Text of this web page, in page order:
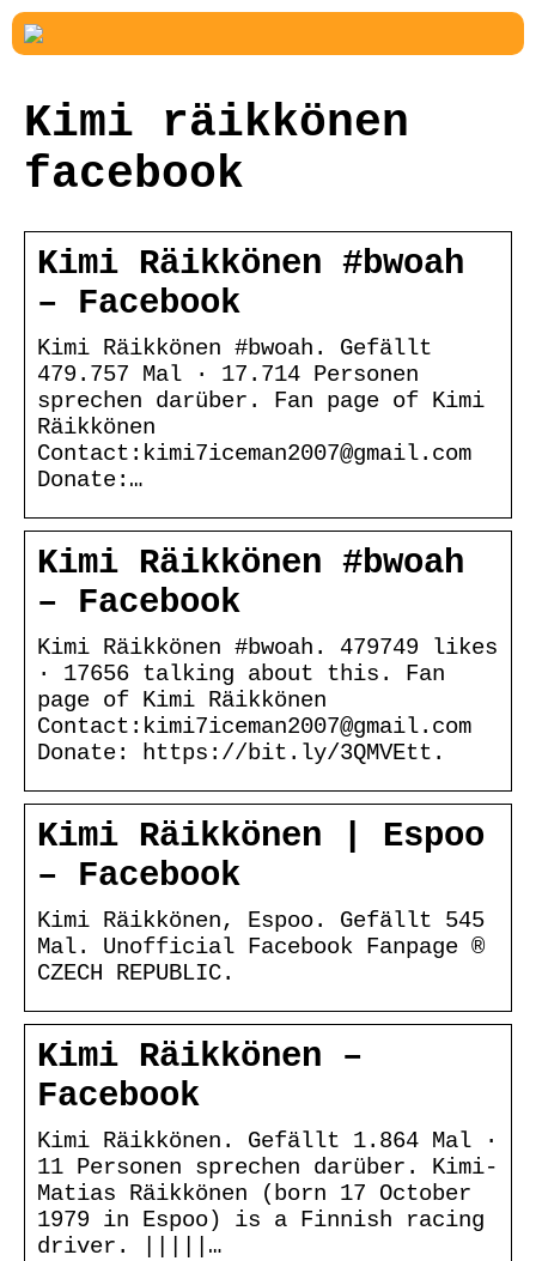
Kimi räikkönen
facebook
Kimi Räikkönen #bwoah
– Facebook
Kimi Räikkönen #bwoah. Gefällt
479.757 Mal · 17.714 Personen
sprechen darüber. Fan page of Kimi
Räikkönen
Contact:kimi7iceman2007@gmail.com
Donate:…
Kimi Räikkönen #bwoah
– Facebook
Kimi Räikkönen #bwoah. 479749 likes
· 17656 talking about this. Fan
page of Kimi Räikkönen
Contact:kimi7iceman2007@gmail.com
Donate: https://bit.ly/3QMVEtt.
Kimi Räikkönen | Espoo
– Facebook
Kimi Räikkönen, Espoo. Gefällt 545
Mal. Unofficial Facebook Fanpage ®
CZECH REPUBLIC.
Kimi Räikkönen –
Facebook
Kimi Räikkönen. Gefällt 1.864 Mal ·
11 Personen sprechen darüber. Kimi-
Matias Räikkönen (born 17 October
1979 in Espoo) is a Finnish racing
driver. |||||…